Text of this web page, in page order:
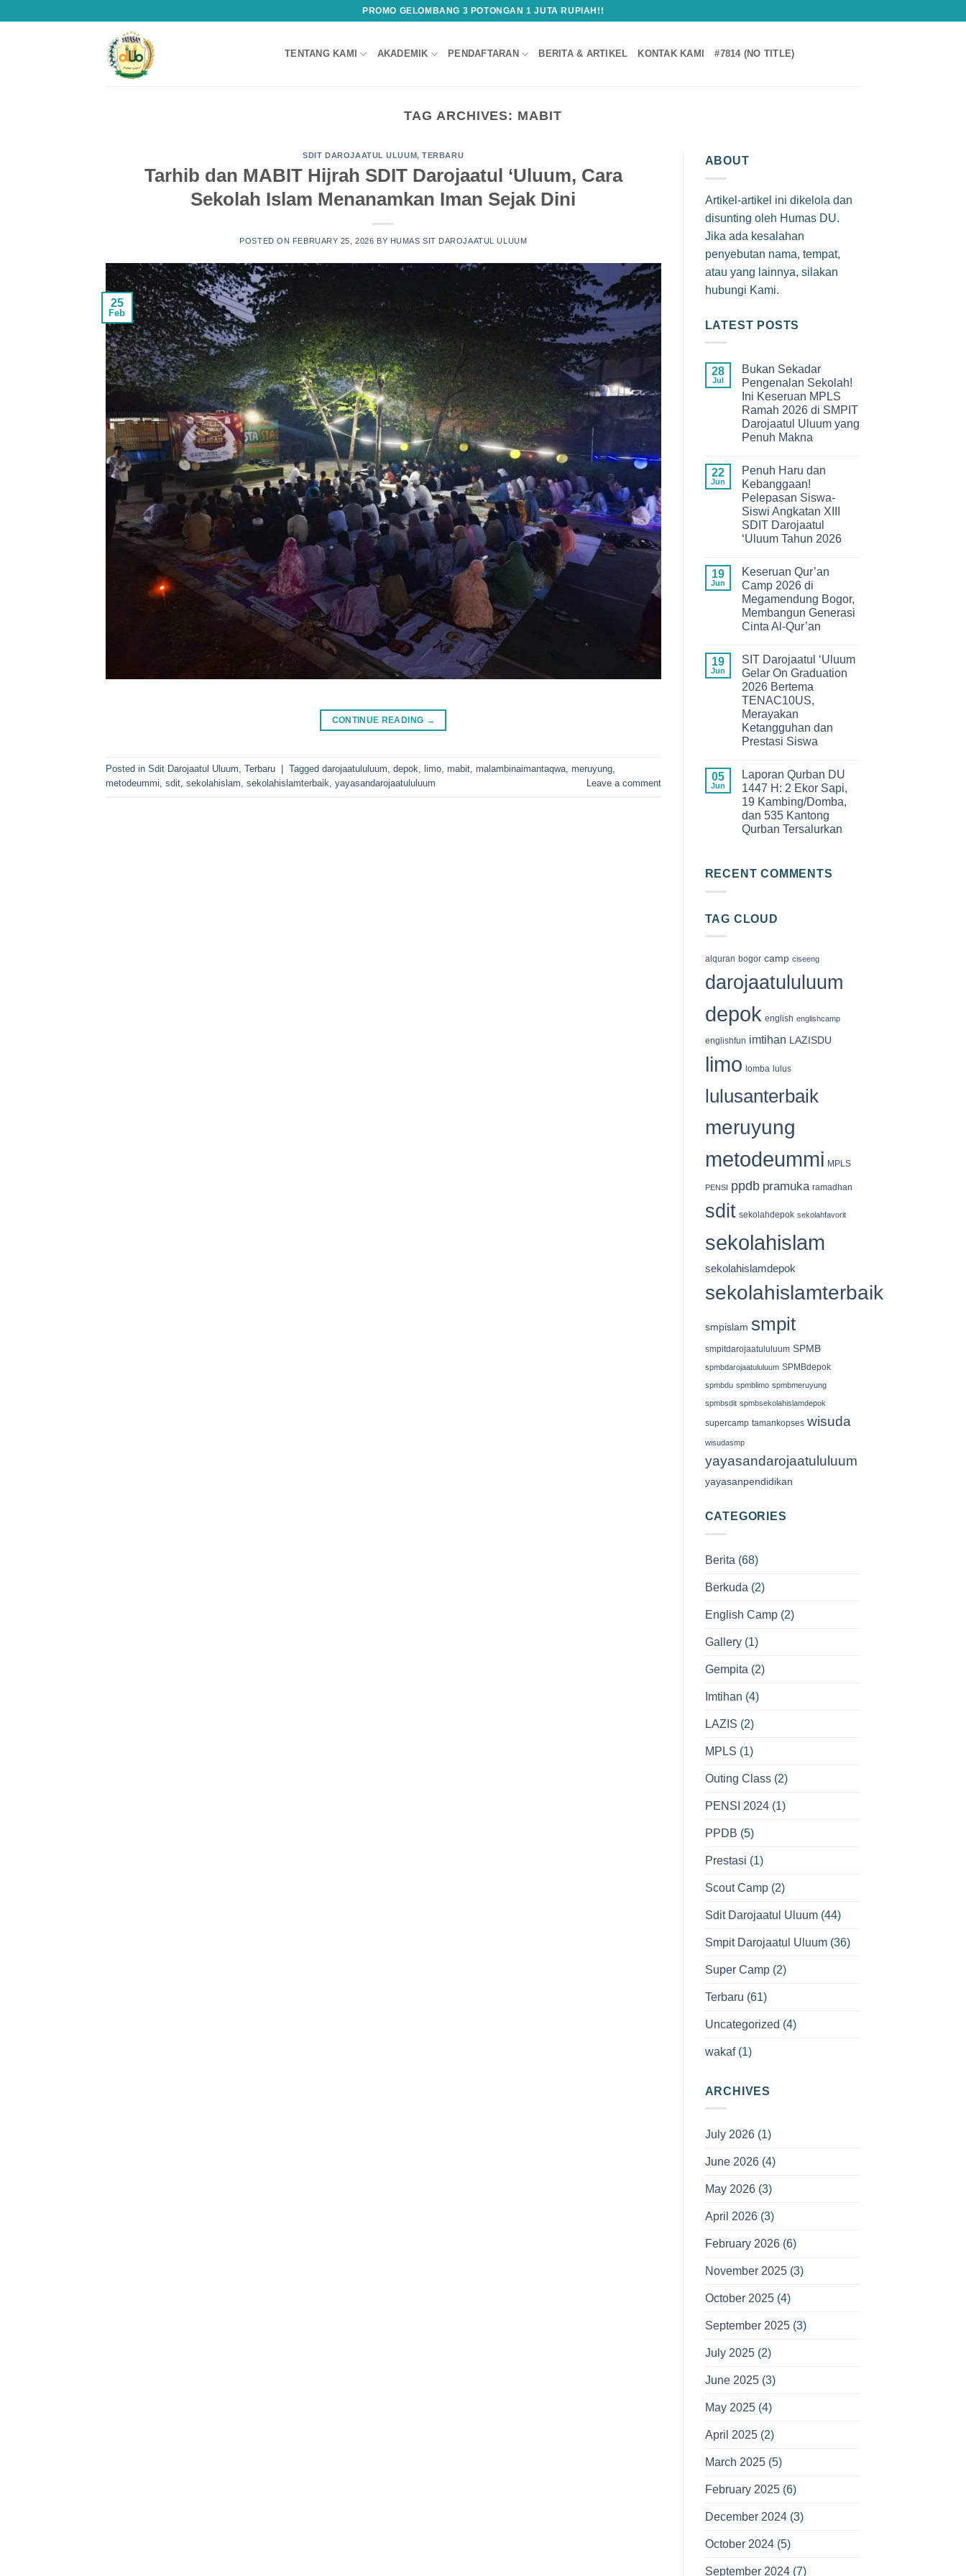
PROMO GELOMBANG 3 POTONGAN 1 JUTA RUPIAH!!
TENTANG KAMI AKADEMIK PENDAFTARAN BERITA & ARTIKEL KONTAK KAMI #7814 (NO TITLE)
TAG ARCHIVES: MABIT
SDIT DAROJAATUL ULUUM,TERBARU
Tarhib dan MABIT Hijrah SDIT Darojaatul ‘Uluum, Cara
Sekolah Islam Menanamkan Iman Sejak Dini
POSTED ON FEBRUARY 25, 2026 BY HUMAS SIT DAROJAATUL ULUUM
25
Feb
CONTINUE READING →
Posted in Sdit Darojaatul Uluum, Terbaru Tagged darojaatululuum, depok, limo, mabit, malambinaimantaqwa, meruyung,
metodeummi, sdit, sekolahislam, sekolahislamterbaik, yayasandarojaatululuum Leave a comment
ABOUT
Artikel-artikel ini dikelola dan
disunting oleh Humas DU.
Jika ada kesalahan
penyebutan nama, tempat,
atau yang lainnya, silakan
hubungi Kami.
LATEST POSTS
28
Jul
Bukan Sekadar
Pengenalan Sekolah!
Ini Keseruan MPLS
Ramah 2026 di SMPIT
Darojaatul Uluum yang
Penuh Makna
on
Bukan
Sekadar
Pengenalan
Sekolah!
Ini
Keseruan
MPLS
Ramah
SMPIT
Darojaatul
Uluum
yang
Penuh
22
Jun
Penuh Haru dan
Kebanggaan!
Pelepasan Siswa-
Siswi Angkatan XIII
SDIT Darojaatul
‘Uluum Tahun 2026
on
Penuh
Haru
dan
Kebanggaan!
Pelepasan
Siswa-
XIII
SDIT
Darojaatul
‘Uluum
Tahun
2026
19
Jun
Keseruan Qur’an
Camp 2026 di
Megamendung Bogor,
Membangun Generasi
Cinta Al-Qur’an
on
Keseruan
Qur’an
Camp
2026
di
Megamendung
Bogor,
Membangun
Generasi
Qur’an
19
Jun
SIT Darojaatul ‘Uluum
Gelar On Graduation
2026 Bertema
TENAC10US,
Merayakan
Ketangguhan dan
Prestasi Siswa
SIT
Darojaatul
‘Uluum
Gelar
On
Graduation
Merayakan
Ketangguhan
05
Jun
Laporan Qurban DU
1447 H: 2 Ekor Sapi,
19 Kambing/Domba,
dan 535 Kantong
Qurban Tersalurkan
Laporan
2
Kambing/Domba,
dan
535
Kantong
Qurban
RECENT COMMENTS
TAG CLOUD
alquran bogor camp ciseeng
darojaatululuum
depok english englishcamp
englishfun imtihan LAZISDU
limo lomba lulus
lulusanterbaik
meruyung
metodeummi MPLS
PENSI ppdb pramuka ramadhan
sdit sekolahdepok sekolahfavorit
sekolahislam
sekolahislamdepok
sekolahislamterbaik
smpislam smpit
smpitdarojaatululuum SPMB
spmbdarojaatululuum SPMBdepok
spmbdu spmblimo spmbmeruyung
spmbsdit spmbsekolahislamdepok
supercamp tamankopses wisuda
wisudasmp
yayasandarojaatululuum
yayasanpendidikan
CATEGORIES
Berita (68)
Berkuda (2)
English Camp(2)
Gallery(1)
Gempita (2)
Imtihan (4)
LAZIS (2)
MPLS (1)
Outing Class(2)
PENSI 2024(1)
PPDB (5)
Prestasi (1)
Scout Camp(2)
Sdit Darojaatul Uluum(44)
Smpit Darojaatul Uluum(36)
Super Camp(2)
Terbaru (61)
Uncategorized (4)
wakaf(1)
ARCHIVES
July 2026(1)
June 2026(4)
May 2026(3)
April 2026(3)
February 2026(6)
November 2025(3)
October 2025(4)
September 2025(3)
July 2025(2)
June 2025(3)
May 2025(4)
April 2025(2)
March 2025(5)
February 2025(6)
December 2024(3)
October 2024(5)
September 2024(7)